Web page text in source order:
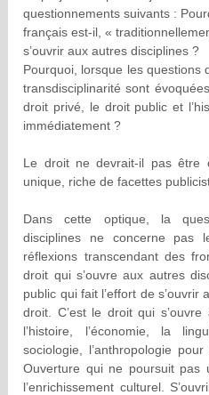
questionnements suivants :
français est-il, «
s’ouvrir aux autres disciplines ?
Pourquoi, lorsque les questions
transdisciplinarité sont
droit privé, le droit public et
immédiatement ?
Le droit ne devrait-il pas être
unique, riche de facettes
Dans cette optique, la
disciplines ne concerne pas
réflexions transcendant des
droit qui s’ouvre aux autres
public qui fait l’effort de s’ouvrir
droit. C’est le droit qui
l’histoire, l’économie, la
sociologie, l’anthropologie
Ouverture qui ne poursuit pas
l’enrichissement culturel.